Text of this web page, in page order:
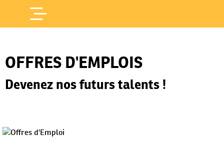
OFFRES D'EMPLOIS
Devenez nos futurs talents !